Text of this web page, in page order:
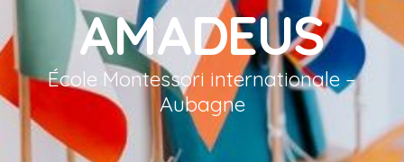
AMADEUS
École Montessori internationale –
Aubagne